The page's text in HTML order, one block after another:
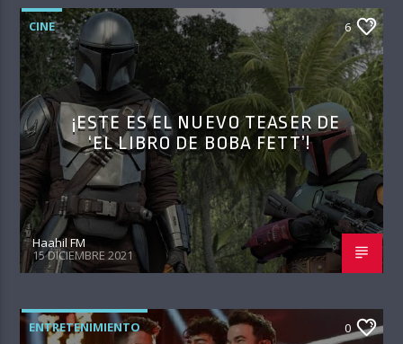
CINE 6
¡ESTE ES EL NUEVO TEASER DE
‘EL LIBRO DE BOBA FETT’!
Haahil FM
15 DICIEMBRE 2021
ENTRETENIMIENTO 0